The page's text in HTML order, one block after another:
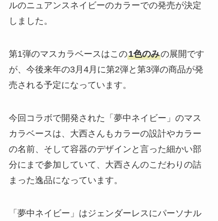
ルのニュアンスネイビーのカラーでの発売が決定
しました。
第1弾のマスカラベースはこの1色のみの展開です
が、今後来年の3月4月に第2弾と第3弾の商品が発
売される予定になっています。
今回コラボで開発された「夢中ネイビー」のマス
カラベースは、大西さんもカラーの設計やカラー
の名前、そして容器のデザインと言った細かい部
分にまで参加していて、大西さんのこだわりの詰
まった逸品になっています。
「夢中ネイビー」はジェンダーレスにパーソナル